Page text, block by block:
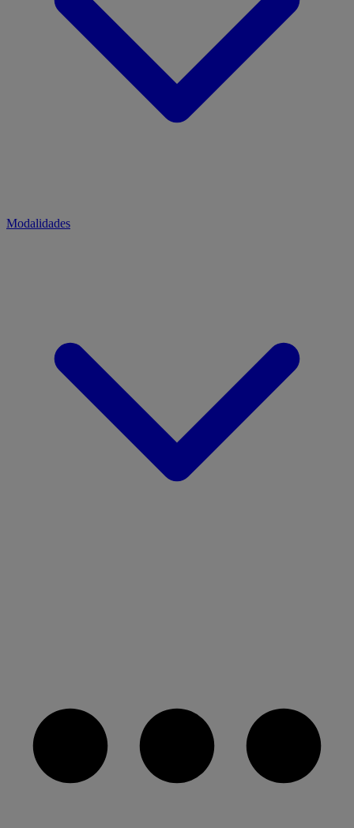
Modalidades